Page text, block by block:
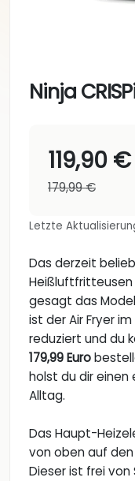
Ninja
119,90 €
179,99 €
Letzte
Das derzeit
Heißluftfritteusen
gesagt das Modell
ist der Air Fryer
reduziert und du
179,99 Euro
holst du dir
Alltag.
Das Haupt-
von oben auf
Dieser ist frei